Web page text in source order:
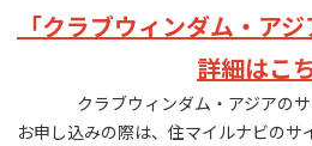
「クラブウィンダム・アジ
詳細はこ
クラブウィンダム・アジアのサ
お申し込みの際は、住マイルナビのサ